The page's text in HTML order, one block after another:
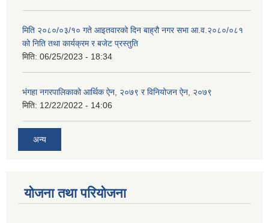
मिति २०८०/०३/१० गते आइतवारको दिन बाह्रौ नगर सभा आ.व.२०८०/०८१
को निति तथा कार्यक्रम र बजेट प्रस्तुति
मिति: 06/25/2023 - 18:34
भंगहा नगरपालिकाको आर्थिक ऐन, २०७९ र विनियोजन ऐन, २०७९
मिति: 12/22/2022 - 14:06
अन्य
योजना तथा परियोजना